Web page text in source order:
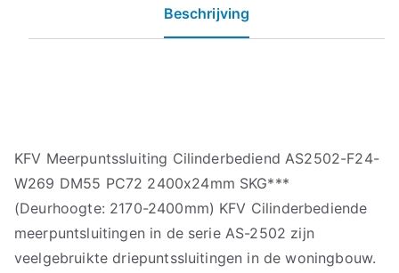
Beschrijving
KFV Meerpuntssluiting Cilinderbediend AS2502-F24-
W269 DM55 PC72 2400x24mm SKG***
(Deurhoogte: 2170-2400mm) KFV Cilinderbediende
meerpuntsluitingen in de serie AS-2502 zijn
veelgebruikte driepuntssluitingen in de woningbouw.